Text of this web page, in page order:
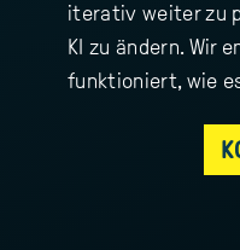
iterativ weiter zu
KI zu ändern. Wir
funktioniert, wie